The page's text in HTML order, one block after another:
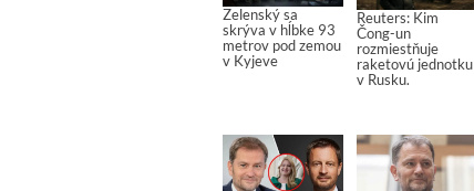
Zelenský sa
skrýva v hĺbke 93
metrov pod zemou
v Kyjeve
Reuters: Kim
Čong-un
rozmiestňuje
raketovú jednotku
v Rusku.